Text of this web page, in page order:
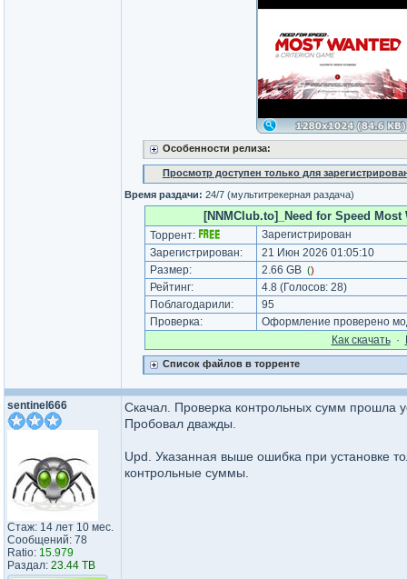
Особенности релиза:
Просмотр доступен только для
Время раздачи: 24/7 (мультитрекерная раздача)
[NNMClub.to]_Need for Speed
Торрент:
Зарегистрирован
Зарегистрирован:
21 Июн 2026 01:05:10
Размер:
2.66 GB ()
Рейтинг: 4.8 (Голосов: 28)
Поблагодарили:
95
Проверка:
Оформление проверено
Как cкачать·
Список файлов в торренте
sentinel666
Стаж: 14 лет 10 мес.
Сообщений: 78
Ratio: 15.979
Раздал: 23.44 TB
Скачал. Проверка контрольных сумм прошла
Пробовал дважды.
Upd. Указанная выше ошибка при установке
контрольные суммы.